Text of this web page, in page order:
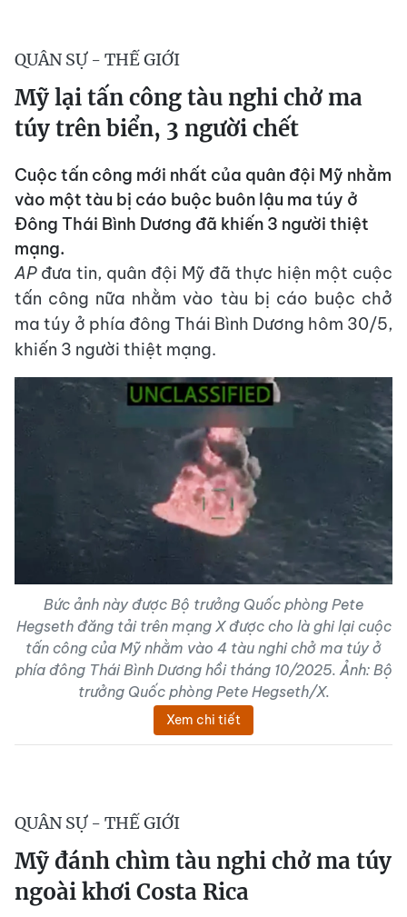
QUÂN SỰ - THẾ GIỚI
Mỹ lại tấn công tàu nghi chở ma
túy trên biển, 3 người chết
Cuộc tấn công mới nhất của quân đội Mỹ nhằm
vào một tàu bị cáo buộc buôn lậu ma túy ở
Đông Thái Bình Dương đã khiến 3 người thiệt
mạng.
AP đưa tin, quân đội Mỹ đã thực hiện một cuộc
tấn công nữa nhằm vào tàu bị cáo buộc chở
ma túy ở phía đông Thái Bình Dương hôm 30/5,
khiến 3 người thiệt mạng.
Bức ảnh này được Bộ trưởng Quốc phòng Pete
Hegseth đăng tải trên mạng X được cho là ghi lại cuộc
tấn công của Mỹ nhằm vào 4 tàu nghi chở ma túy ở
phía đông Thái Bình Dương hồi tháng 10/2025. Ảnh: Bộ
trưởng Quốc phòng Pete Hegseth/X.
Xem chi tiết
QUÂN SỰ - THẾ GIỚI
Mỹ đánh chìm tàu nghi chở ma túy
ngoài khơi Costa Rica